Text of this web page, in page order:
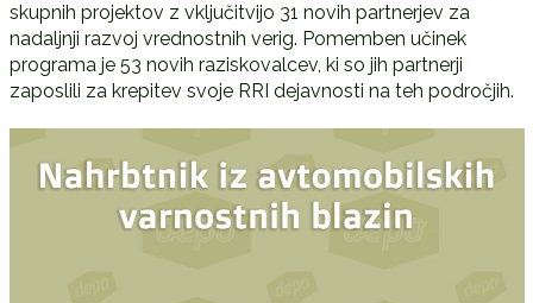
skupnih projektov z vključitvijo 31 novih partnerjev za
nadaljnji razvoj vrednostnih verig. Pomemben učinek
programa je 53 novih raziskovalcev, ki so jih partnerji
zaposlili za krepitev svoje RRI dejavnosti na teh področjih.